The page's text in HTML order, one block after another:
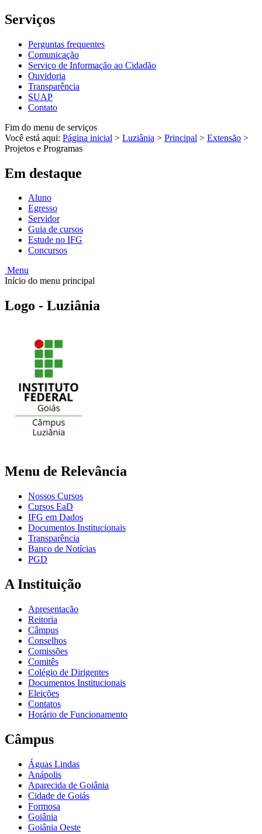
Serviços
Perguntas frequentes
Comunicação
Serviço de Informação ao Cidadão
Ouvidoria
Transparência
SUAP
Contato
Fim do menu de serviços
Você está aqui: Página inicial > Luziânia > Principal > Extensão >
Projetos e Programas
Em destaque
Aluno
Egresso
Servidor
Guia de cursos
Estude no IFG
Concursos
Menu
Início do menu principal
Logo - Luziânia
Menu de Relevância
Nossos Cursos
Cursos EaD
IFG em Dados
Documentos Institucionais
Transparência
Banco de Notícias
PGD
A Instituição
Apresentação
Reitoria
Câmpus
Conselhos
Comissões
Comitês
Colégio de Dirigentes
Documentos Institucionais
Eleições
Contatos
Horário de Funcionamento
Câmpus
Águas Lindas
Anápolis
Aparecida de Goiânia
Cidade de Goiás
Formosa
Goiânia
Goiânia Oeste